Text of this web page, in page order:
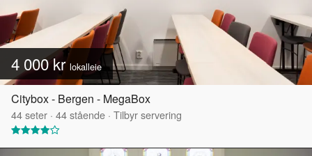
4 000 krlokalleie
Citybox - Bergen - MegaBox
44seter · 44stående · Tilbyr servering